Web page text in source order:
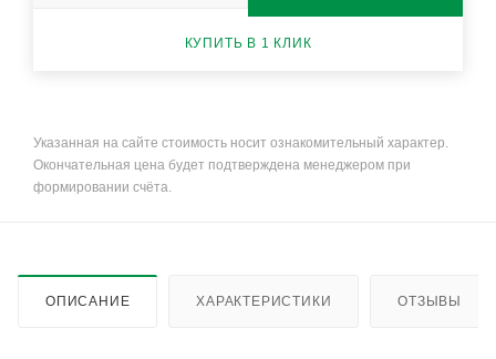
КУПИТЬ В 1 КЛИК
Указанная на сайте стоимость носит ознакомительный характер.
Окончательная цена будет подтверждена менеджером при
формировании счёта.
ОПИСАНИЕ ХАРАКТЕРИСТИКИ ОТЗЫВЫ